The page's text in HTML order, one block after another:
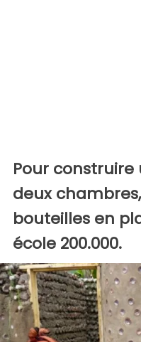
Pour
deux
bouteilles en
école 200.000.